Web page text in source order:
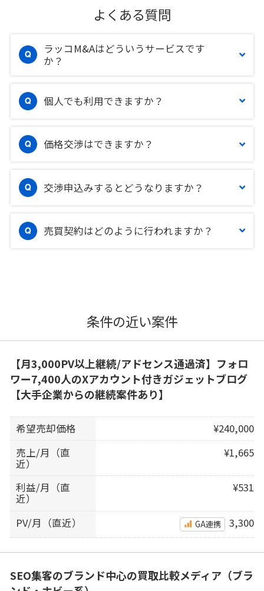
よくある質問
ラッコM&Aはどういうサービスです
か？
個人でも利用できますか？
価格交渉はできますか？
交渉申込みするとどうなりますか？
売買契約はどのように行われますか？
条件の近い案件
【月3,000PV以上継続/アドセンス通過済】フォロ
ワー7,400人のXアカウント付きガジェットブログ
【大手企業からの継続案件あり】
希望売却価格
¥240,000
売上/月（直
近）
¥1,665
利益/月（直
近）
¥531
PV/月（直近） GA連携 3,300
SEO集客のブランド中心の買取比較メディア（ブラ